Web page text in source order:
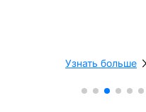
Узнать больше